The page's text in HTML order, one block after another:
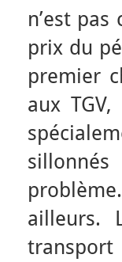
n’est
prix du
premier
aux
ailleurs.